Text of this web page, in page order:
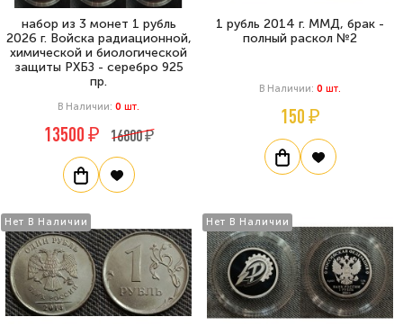
набор из 3 монет 1 рубль
2026 г. Войска радиационной,
химической и биологической
защиты РХБЗ - серебро 925
пр.
В Наличии: 0 Шт.
13500 ₽ 16800 ₽
1 рубль 2014 г. ММД, брак -
полный раскол №2
В Наличии: 0 Шт.
150 ₽
Нет В Наличии Нет В Наличии